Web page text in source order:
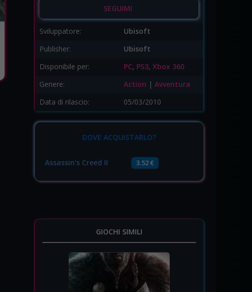
SEGUIMI
Sviluppatore:
Ubisoft
Publisher:
Ubisoft
Disponibile per:
PC, PS3, Xbox 360
Genere:
Action | Avventura
Data di rilascio:
05/03/2010
DOVE ACQUISTARLO?
Assassin's Creed II 3.52 €
GIOCHI SIMILI